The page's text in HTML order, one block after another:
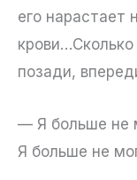
его нарастает
позади,
— Я больше не
Я больше не